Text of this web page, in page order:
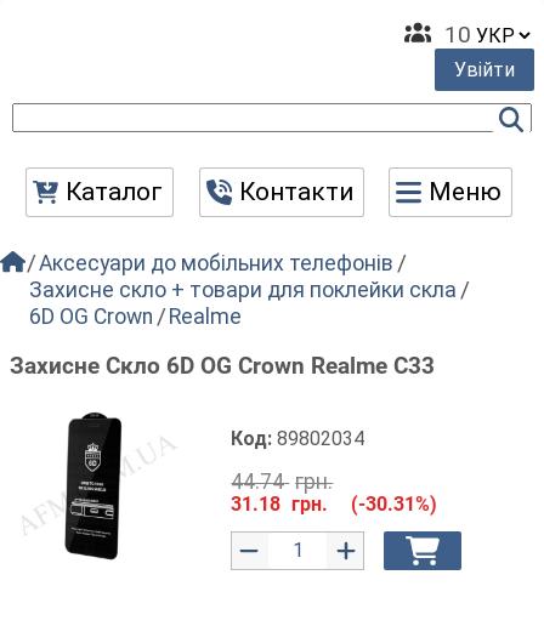
10
Увійти
Каталог Контакти Меню
Аксесуари до мобільних телефонів
Захисне скло + товари для поклейки скла
6D OG Crown
Realme
Захисне Скло 6D OG Crown Realme C33
Код: 89802034
44.74 грн.
31.18 грн. (-30.31%)